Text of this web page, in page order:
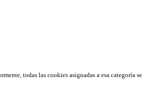
todas las cookies asignadas a esa categoría se